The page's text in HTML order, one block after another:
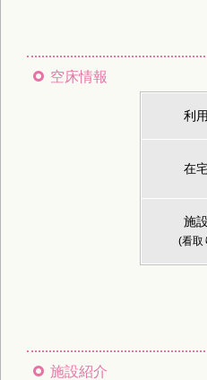
空床情報
利
在
施
(看取
施設紹介